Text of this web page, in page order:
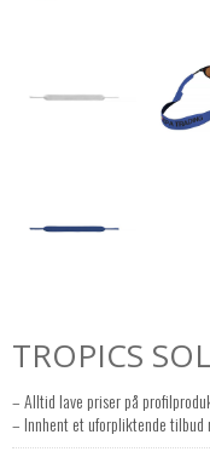
TROPICS
– Alltid lave priser på
– Innhent et uforpliktende tilbud